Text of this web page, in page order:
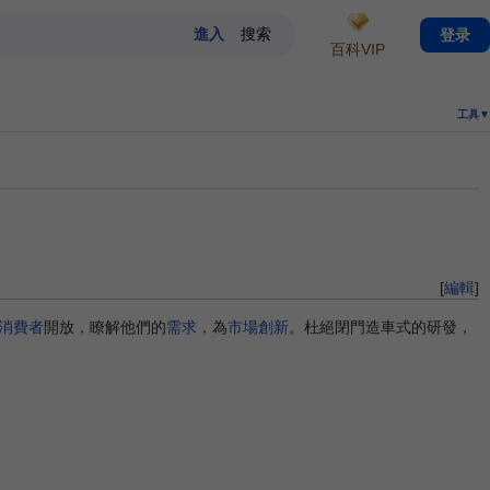
工具▼
[編輯]
費者開放，瞭解他們的需求 ，為市場創新。杜絕閉門造車式的研發，
百科VIP
登录